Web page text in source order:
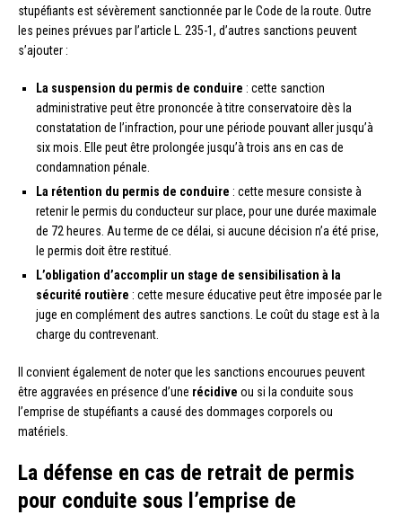
stupéfiants est sévèrement sanctionnée par le Code de la route. Outre
les peines prévues par l’article L. 235-1, d’autres sanctions peuvent
s’ajouter :
La suspension du permis de conduire : cette sanction
administrative peut être prononcée à titre conservatoire dès la
constatation de l’infraction, pour une période pouvant aller jusqu’à
six mois. Elle peut être prolongée jusqu’à trois ans en cas de
condamnation pénale.
La rétention du permis de conduire : cette mesure consiste à
retenir le permis du conducteur sur place, pour une durée maximale
de 72 heures. Au terme de ce délai, si aucune décision n’a été prise,
le permis doit être restitué.
L’obligation d’accomplir un stage de sensibilisation à la
sécurité routière : cette mesure éducative peut être imposée par le
juge en complément des autres sanctions. Le coût du stage est à la
charge du contrevenant.
Il convient également de noter que les sanctions encourues peuvent
être aggravées en présence d’une récidive ou si la conduite sous
l’emprise de stupéfiants a causé des dommages corporels ou
matériels.
La défense en cas de retrait de permis
pour conduite sous l’emprise de